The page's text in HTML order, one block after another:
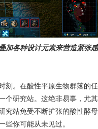
加各种设计元素来营造紧张感
刻。在酸性平原生物群落的任
个研究站。这绝非易事，尤其
究站免受不断扩张的酸性酵母
你可能从未见过。